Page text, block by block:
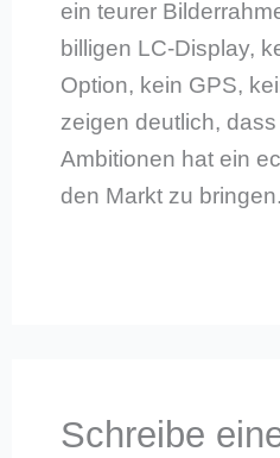
ein teurer
billigen LC-Display,
Option, kein GPS,
zeigen deutlich,
Ambitionen hat ein
den Markt zu bringen.
Schreibe